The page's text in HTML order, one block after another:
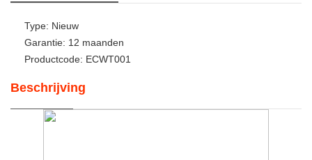
Type: Nieuw
Garantie: 12 maanden
Productcode: ECWT001
Beschrijving